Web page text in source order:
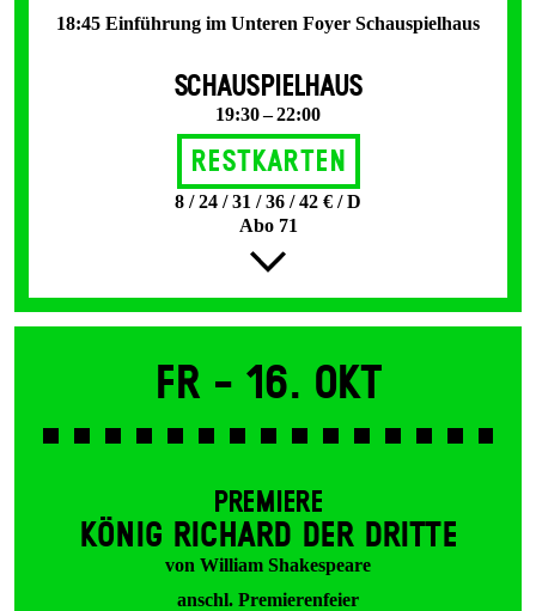
18:45 Einführung im Unteren Foyer Schauspielhaus
SCHAUSPIELHAUS
19:30 – 22:00
Restkarten
8 / 24 / 31 / 36 / 42 € / D
Abo 71
Fr - 16. Okt
PREMIERE
KÖNIG RICHARD DER DRITTE
von William Shakespeare
anschl. Premierenfeier